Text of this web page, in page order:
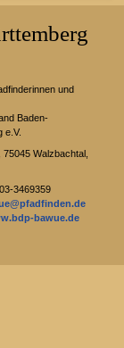
und
Baden-
e.V.
75045 Walzbachtal,
3469359
bawue.de